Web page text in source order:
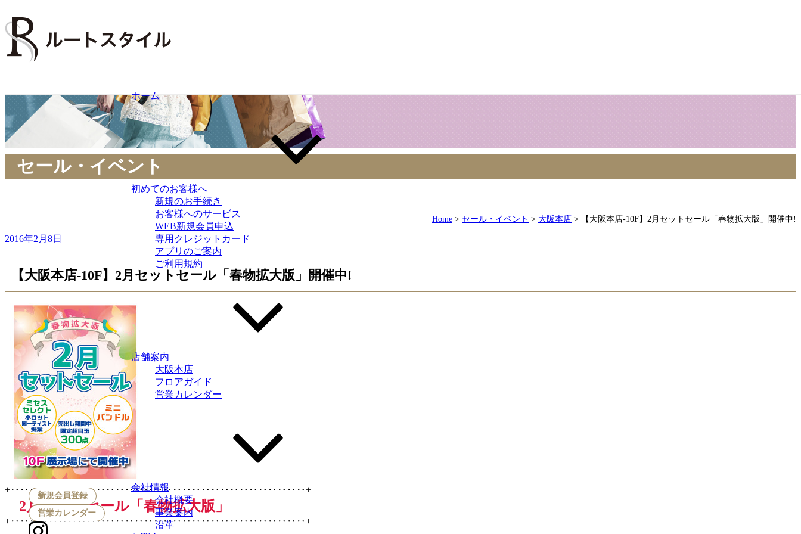
to
content
新規会員登録
営業カレンダー
ホーム
初めてのお客様へ
新規のお手続き
お客様へのサービス
WEB新規会員申込
専用クレジットカード
アプリのご案内
ご利用規約
店舗案内
大阪本店
フロアガイド
営業カレンダー
会社情報
会社概要
事業案内
沿革
セール・イベント
Home > セール・イベント > 大阪本店 > 【大阪本店-10F】2月セットセール「春物拡大版」開催中!
Posted
2016年2月8日
【大阪本店-10F】2月セットセール「春物拡大版」開催中!
+‥‥‥‥‥‥‥‥‥‥‥‥‥‥‥‥‥‥‥‥‥‥‥‥‥‥‥‥‥‥‥+
2月セットセール「春物拡大版」
+‥‥‥‥‥‥‥‥‥‥‥‥‥‥‥‥‥‥‥‥‥‥‥‥‥‥‥‥‥‥‥+